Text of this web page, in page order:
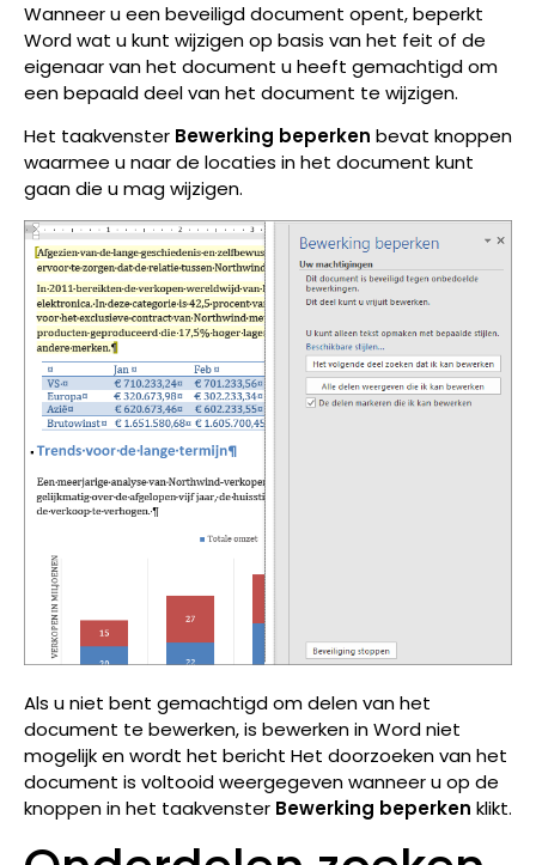
Wanneer u een beveiligd document opent, beperkt
Word wat u kunt wijzigen op basis van het feit of de
eigenaar van het document u heeft gemachtigd om
een bepaald deel van het document te wijzigen.
Het taakvenster Bewerking beperken bevat knoppen
waarmee u naar de locaties in het document kunt
gaan die u mag wijzigen.
Als u niet bent gemachtigd om delen van het
document te bewerken, is bewerken in Word niet
mogelijk en wordt het bericht Het doorzoeken van het
document is voltooid weergegeven wanneer u op de
knoppen in het taakvenster Bewerking beperken klikt.